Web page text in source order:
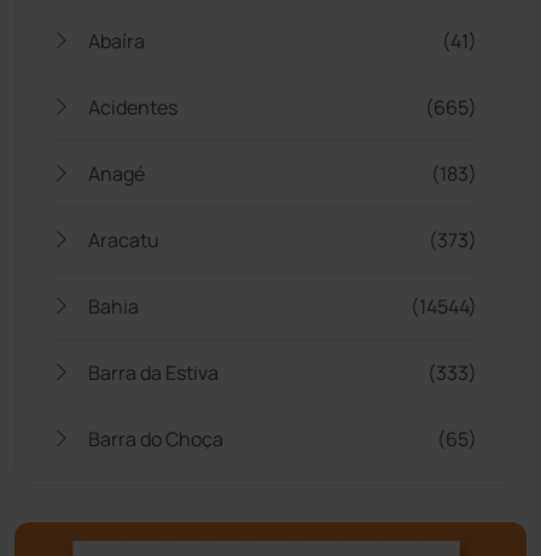
Abaíra (41)
Acidentes (665)
Anagé (183)
Aracatu (373)
Bahia (14544)
Barra da Estiva (333)
Barra do Choça (65)